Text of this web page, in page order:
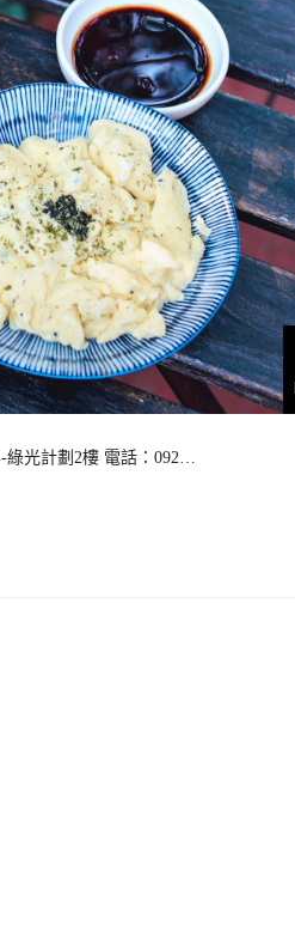
綠光計劃2樓 電話：092…